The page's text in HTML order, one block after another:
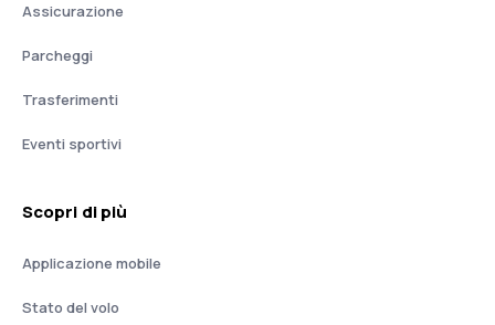
Assicurazione
Parcheggi
Trasferimenti
Eventi sportivi
Scopri di più
Applicazione mobile
Stato del volo